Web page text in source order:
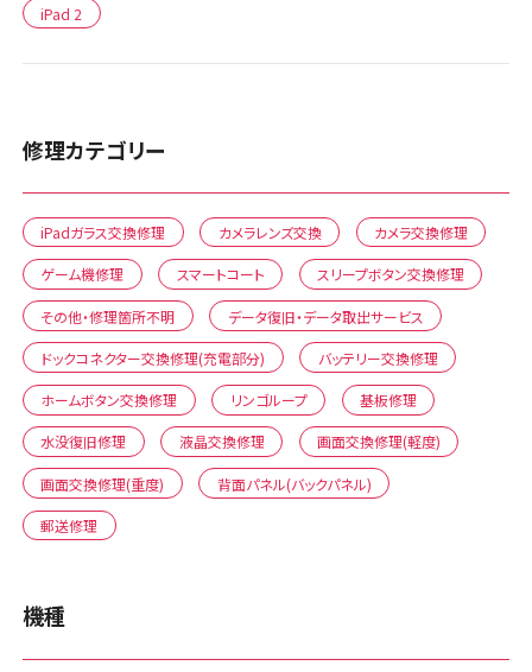
iPad 2
修理カテゴリー
iPadガラス交換修理 カメラレンズ交換 カメラ交換修理
ゲーム機修理 スマートコート スリープボタン交換修理
その他・修理箇所不明 データ復旧・データ取出サービス
ドックコネクター交換修理(充電部分) バッテリー交換修理
ホームボタン交換修理 リンゴループ 基板修理
水没復旧修理 液晶交換修理 画面交換修理(軽度)
画面交換修理(重度) 背面パネル(バックパネル)
郵送修理
機種